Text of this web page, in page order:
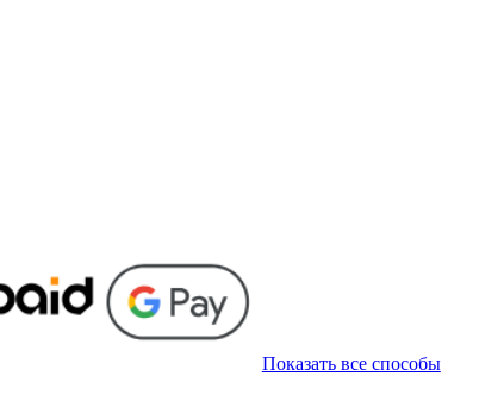
Показать все способы